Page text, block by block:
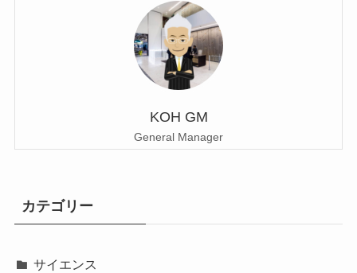
KOH GM
General Manager
カテゴリー
サイエンス